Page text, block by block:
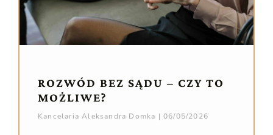
ROZWÓD BEZ SĄDU – CZY TO
MOŻLIWE?
Kancelaria Aleksandra Domka 06/05/2026